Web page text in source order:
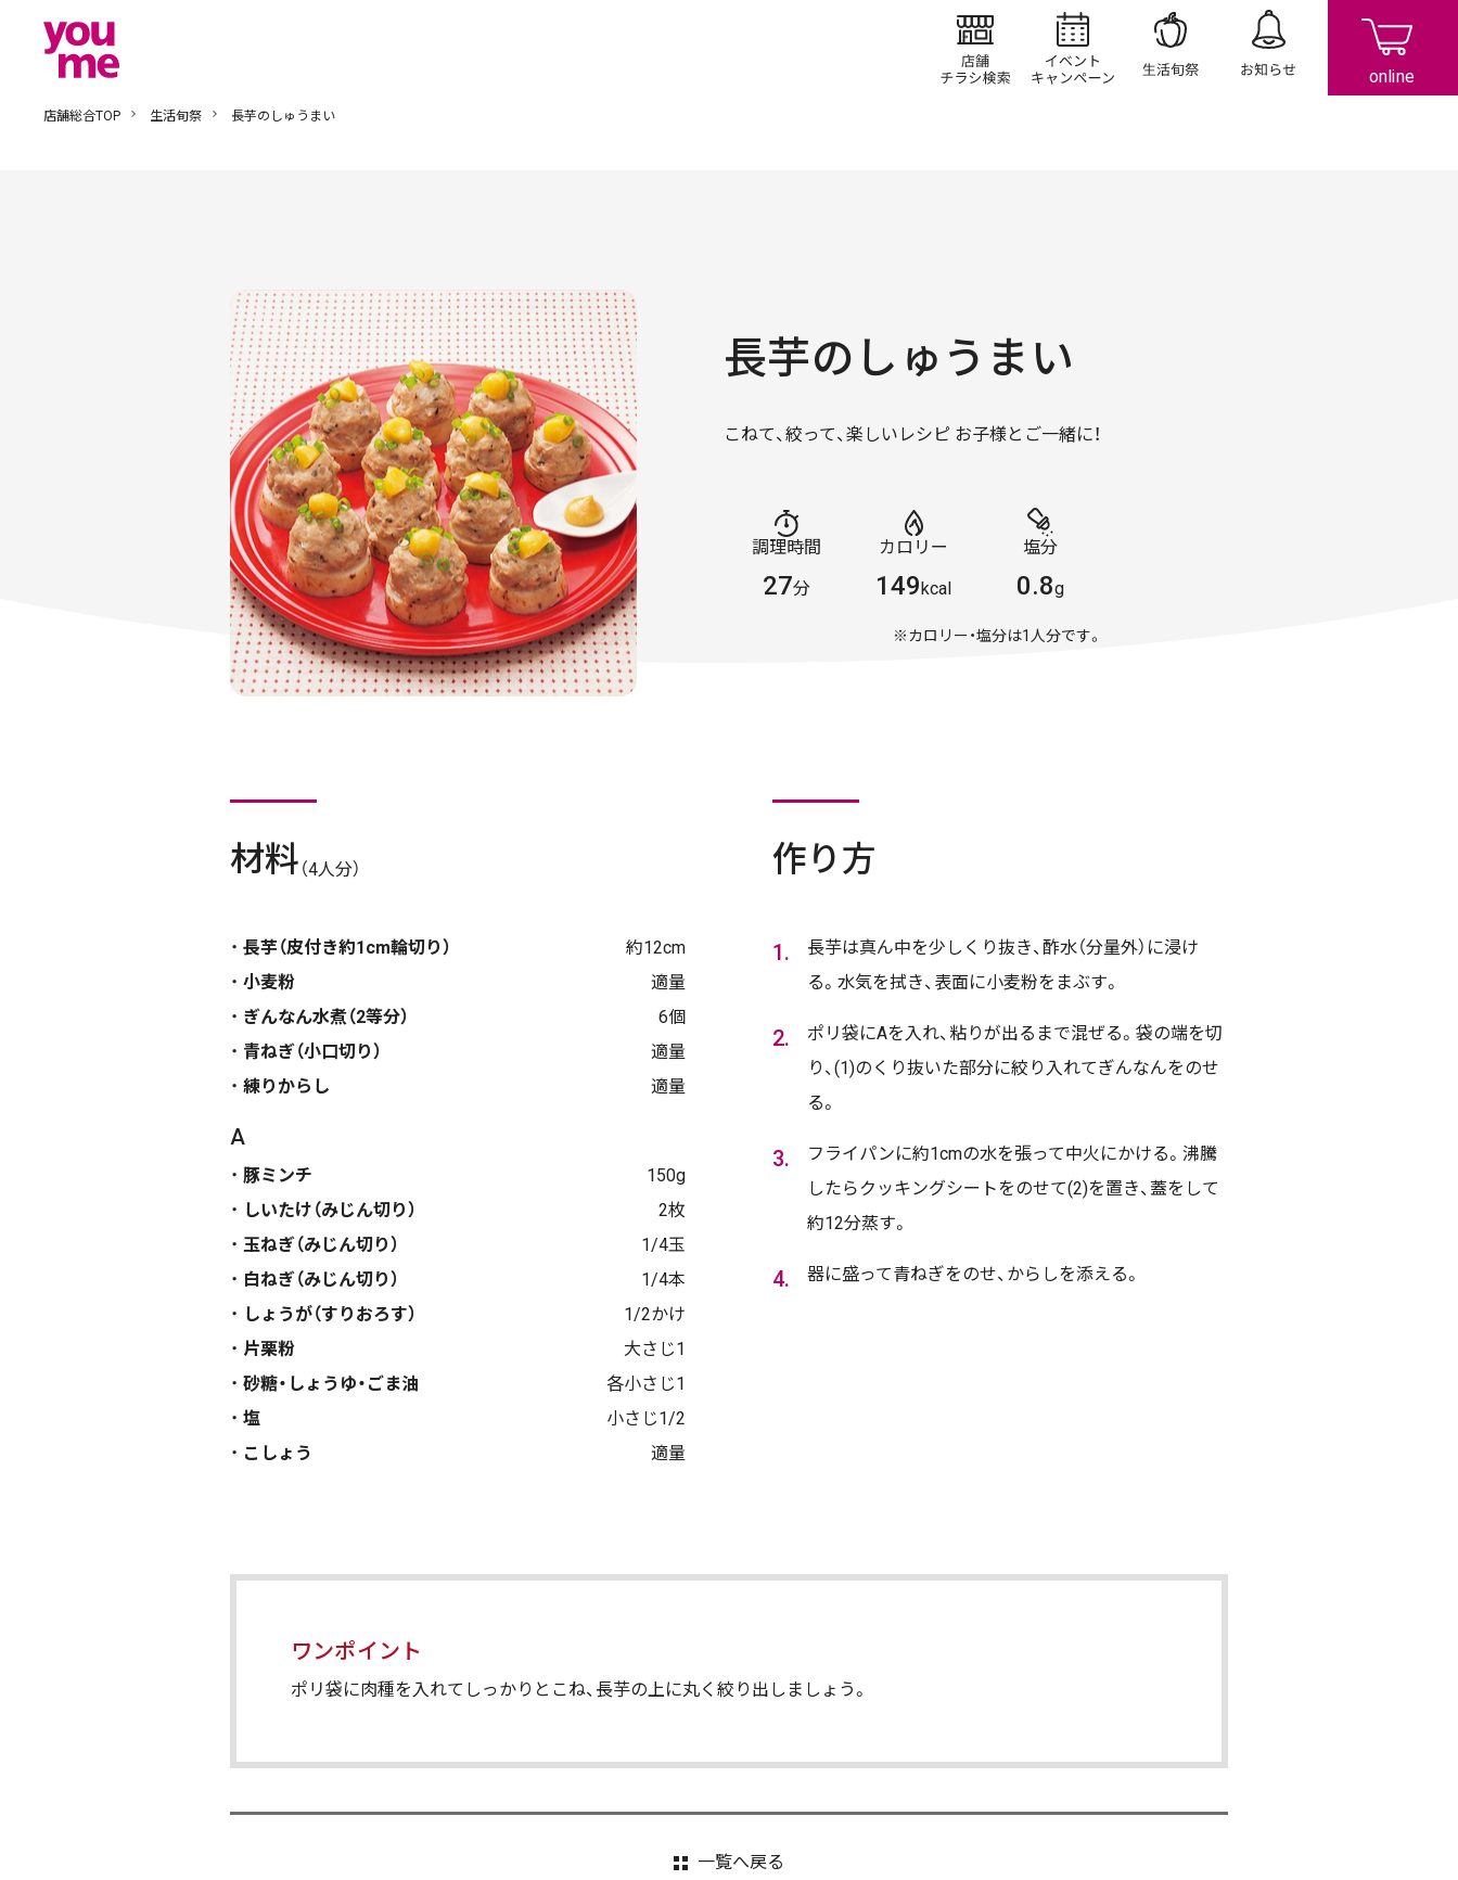
店舗/チラシ検索イベント/キャンペーン
生活旬祭 お知らせ
店舗総合TOP 生活旬祭 長芋のしゅうまい
長芋のしゅうまい
こねて、絞って、楽しいレシピ お子様とご一緒に！
調理時間
27分
カロリー
149kcal
塩分
0.8g
※カロリー・塩分は1人分です。
材料 （4人分）
長芋（皮付き約1cm輪切り）
約12cm
小麦粉
適量
ぎんなん水煮（2等分）
6個
青ねぎ（小口切り）
適量
練りからし
適量
A
豚ミンチ
150g
しいたけ（みじん切り）
2枚
玉ねぎ（みじん切り）
1/4玉
白ねぎ（みじん切り）
1/4本
しょうが（すりおろす）
1/2かけ
片栗粉
大さじ1
砂糖・しょうゆ・ごま油
各小さじ1
塩
小さじ1/2
こしょう
適量
作り方
長芋は真ん中を少しくり抜き、酢水（分量外）に浸け
る。水気を拭き、表面に小麦粉をまぶす。
ポリ袋にAを入れ、粘りが出るまで混ぜる。袋の端を切
り、(1)のくり抜いた部分に絞り入れてぎんなんをのせ
る。
フライパンに約1cmの水を張って中火にかける。沸騰
したらクッキングシートをのせて(2)を置き、蓋をして
約12分蒸す。
器に盛って青ねぎをのせ、からしを添える。
ワンポイント
ポリ袋に肉種を入れてしっかりとこね、長芋の上に丸く絞り出しましょう。
一覧へ戻る